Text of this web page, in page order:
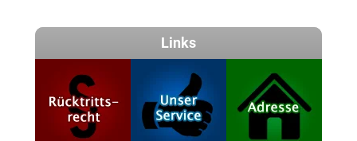
Links